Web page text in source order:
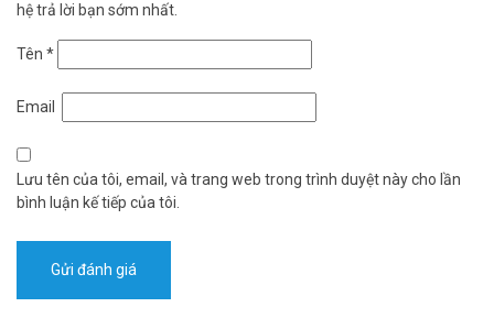
hệ trả lời bạn sớm nhất.
Tên *
Email
Lưu tên của tôi, email, và trang web trong trình duyệt này cho lần
bình luận kế tiếp của tôi.